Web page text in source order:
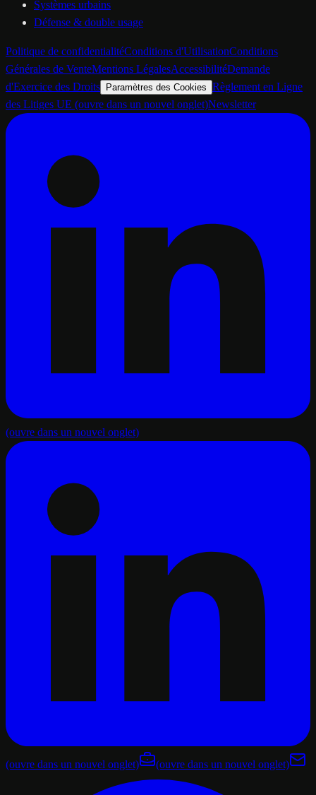
Systèmes urbains
Défense & double usage
Politique de confidentialitéConditions d'UtilisationConditions
Générales de VenteMentions LégalesAccessibilitéDemande
d'Exercice des Droits
Paramètres des Cookies Règlement en Ligne
des Litiges UE (ouvre dans un nouvel onglet)Newsletter
(ouvre dans un nouvel onglet)
(ouvre dans un nouvel onglet) (ouvre dans un nouvel onglet)